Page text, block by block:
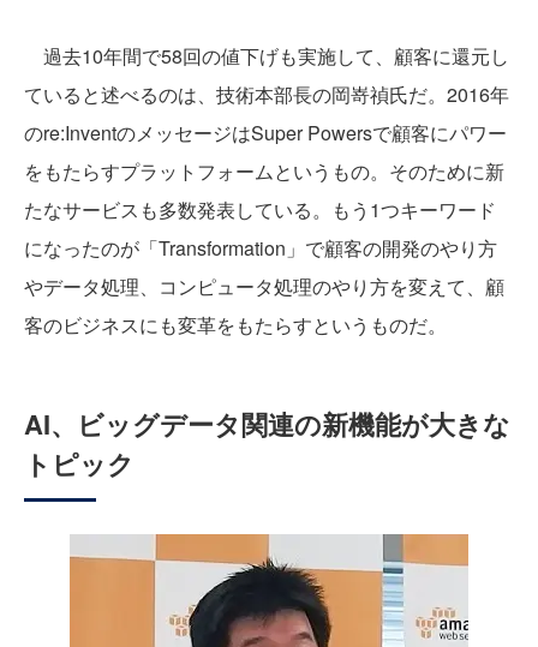
過去10年間で58回の値下げも実施して、顧客に還元し
ていると述べるのは、技術本部長の岡嵜禎氏だ。2016年
のre:InventのメッセージはSuper Powersで顧客にパワー
をもたらすプラットフォームというもの。そのために新
たなサービスも多数発表している。もう1つキーワード
になったのが「Transformation」で顧客の開発のやり方
やデータ処理、コンピュータ処理のやり方を変えて、顧
客のビジネスにも変革をもたらすというものだ。
AI、ビッグデータ関連の新機能が大きな
トピック